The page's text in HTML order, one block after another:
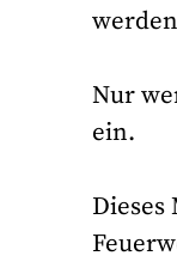
Nur
ein.